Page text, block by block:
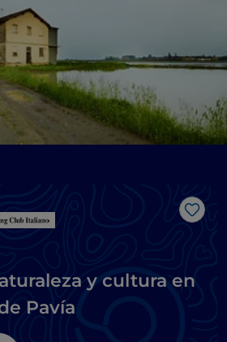
Me
y cultura en
Pavía